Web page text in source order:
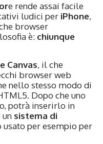
e rende assai facile
ludici per iPhone,
browser
è: chiunque
Canvas, il che
browser web
nello stesso modo di
Dopo che uno
potrà inserirlo in
un sistema di
per esempio per